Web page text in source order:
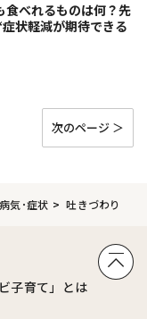
食べれるものは何？先
状軽減が期待できる
次のページ ＞
気･症状 吐きづわり
子育て」とは